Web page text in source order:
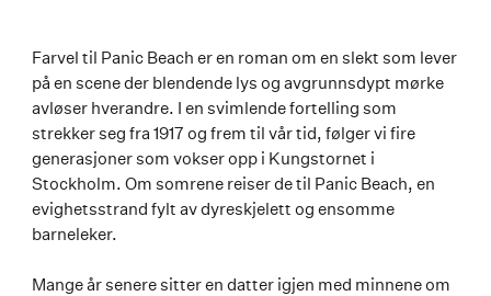
Farvel til Panic Beach er en roman om en slekt som lever
på en scene der blendende lys og avgrunnsdypt mørke
avløser hverandre. I en svimlende fortelling som
strekker seg fra 1917 og frem til vår tid, følger vi fire
generasjoner som vokser opp i Kungstornet i
Stockholm. Om somrene reiser de til Panic Beach, en
evighetsstrand fylt av dyreskjelett og ensomme
barneleker.
Mange år senere sitter en datter igjen med minnene om